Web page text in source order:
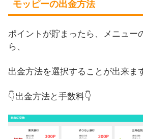
モッピーの出金方法
ポイントが貯まったら、メニュー
ら、
出金方法を選択することが出来ま
👇出金方法と手数料👇